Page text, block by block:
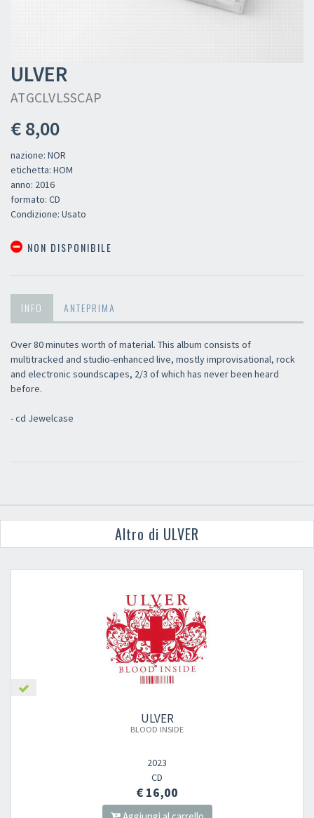
ULVER
ATGCLVLSSCAP
€ 8,00
nazione: NOR
etichetta: HOM
anno: 2016
formato: CD
Condizione: Usato
NON DISPONIBILE
INFO ANTEPRIMA
Over 80 minutes worth of material. This album consists of
multitracked and studio-enhanced live, mostly improvisational, rock
and electronic soundscapes, 2/3 of which has never been heard
before.
- cd Jewelcase
Altro di ULVER
ULVER
BLOOD INSIDE
2023
CD
€ 16,00